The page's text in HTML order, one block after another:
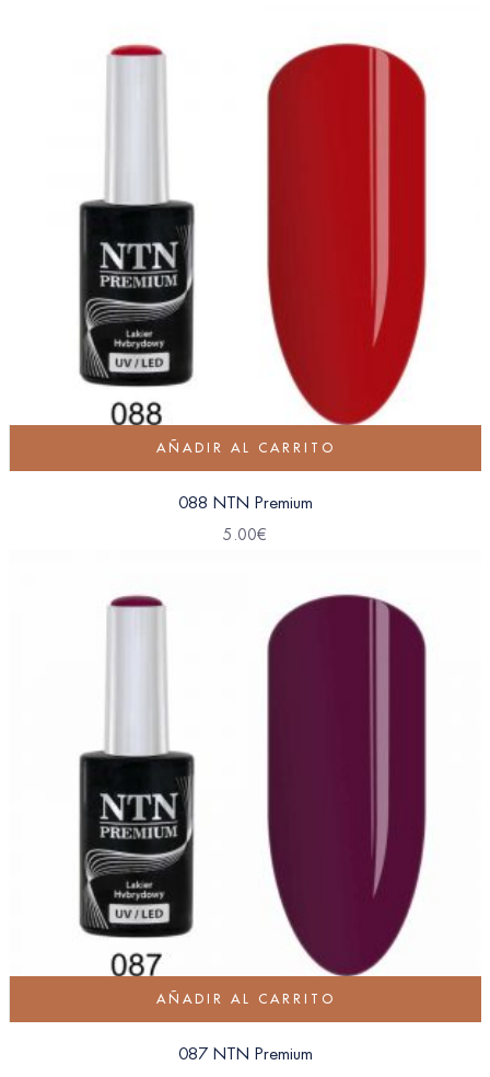
AÑADIR AL CARRITO
088 NTN Premium
5.00€
AÑADIR AL CARRITO
087 NTN Premium